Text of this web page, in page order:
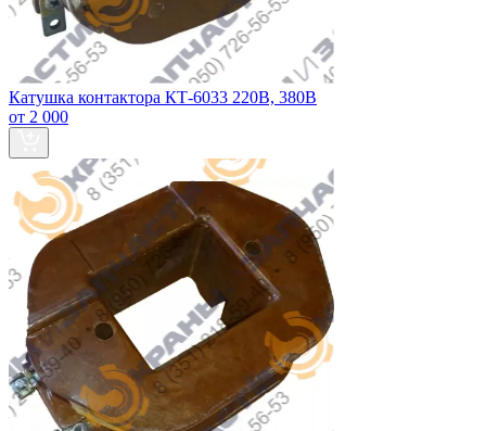
Катушка контактора КТ-6033 220В, 380В
от 2 000